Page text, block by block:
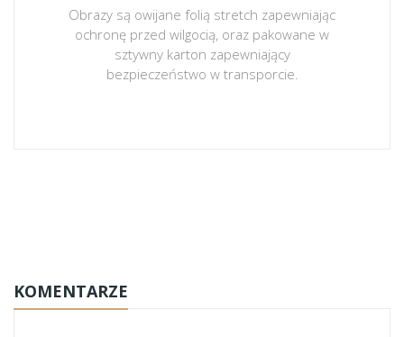
Obrazy są owijane folią stretch zapewniając
ochronę przed wilgocią, oraz pakowane w
sztywny karton zapewniający
bezpieczeństwo w transporcie.
KOMENTARZE